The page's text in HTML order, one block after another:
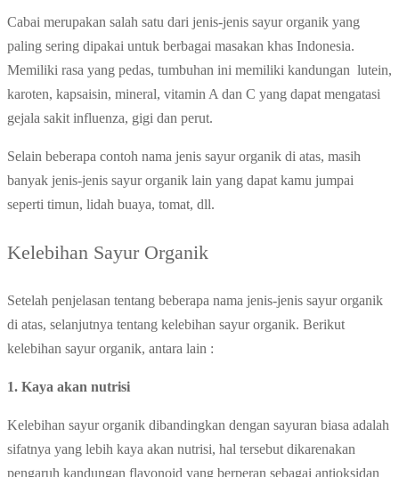
Cabai merupakan salah satu dari jenis-jenis sayur organik yang
paling sering dipakai untuk berbagai masakan khas Indonesia.
Memiliki rasa yang pedas, tumbuhan ini memiliki kandungan lutein,
karoten, kapsaisin, mineral, vitamin A dan C yang dapat mengatasi
gejala sakit influenza, gigi dan perut.
Selain beberapa contoh nama jenis sayur organik di atas, masih
banyak jenis-jenis sayur organik lain yang dapat kamu jumpai
seperti timun, lidah buaya, tomat, dll.
Kelebihan Sayur Organik
Setelah penjelasan tentang beberapa nama jenis-jenis sayur organik
di atas, selanjutnya tentang kelebihan sayur organik. Berikut
kelebihan sayur organik, antara lain :
1. Kaya akan nutrisi
Kelebihan sayur organik dibandingkan dengan sayuran biasa adalah
sifatnya yang lebih kaya akan nutrisi, hal tersebut dikarenakan
pengaruh kandungan flavonoid yang berperan sebagai antioksidan